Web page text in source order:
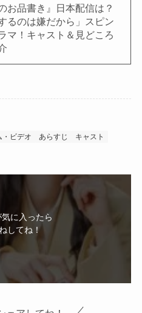
お品書き』日本配信は？
るのは嫌だから」スピン
マ！キャスト＆見どころ
・ビデオ あらすじ
キャスト
に入ったら
してね！